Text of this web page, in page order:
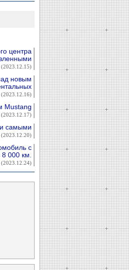
центра
(2023.12.15)
новым
(2023.12.16)
Mustang
(2023.12.17)
самыми
(2023.12.20)
с
000 км.
(2023.12.24)